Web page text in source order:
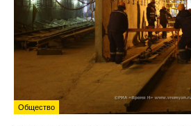
Общество